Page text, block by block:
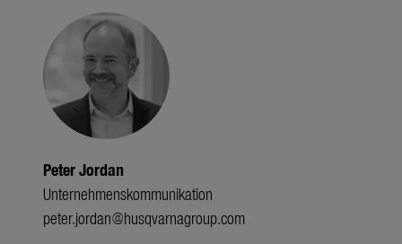
Peter Jordan
Unternehmenskommunikation
peter.jordan@husqvarnagroup.com